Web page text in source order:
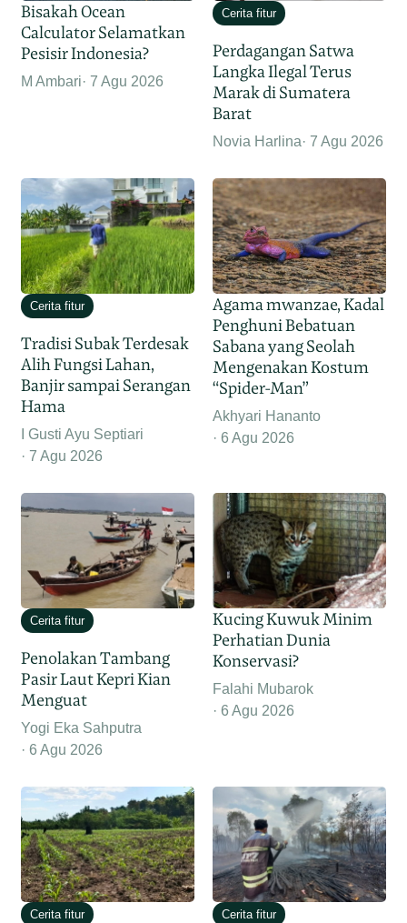
Bisakah Ocean
Calculator Selamatkan
Pesisir Indonesia?
M Ambari 7 Agu 2026
Cerita fitur
Perdagangan Satwa
Langka Ilegal Terus
Marak di Sumatera
Barat
Novia Harlina 7 Agu 2026
Cerita fitur
Tradisi Subak Terdesak
Alih Fungsi Lahan,
Banjir sampai Serangan
Hama
I Gusti Ayu Septiari
7 Agu 2026
Agama mwanzae, Kadal
Penghuni Bebatuan
Sabana yang Seolah
Mengenakan Kostum
“Spider-Man”
Akhyari Hananto
6 Agu 2026
Cerita fitur
Penolakan Tambang
Pasir Laut Kepri Kian
Menguat
Yogi Eka Sahputra
6 Agu 2026
Kucing Kuwuk Minim
Perhatian Dunia
Konservasi?
Falahi Mubarok
6 Agu 2026
Cerita fitur Cerita fitur